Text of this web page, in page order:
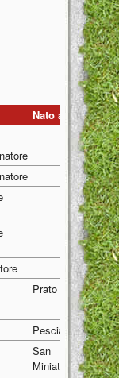
Nato a
Nato
01/
01/
01/
01/
01/
01/
Prato
13/
01/
Pescia
26/
San
Miniato
13/